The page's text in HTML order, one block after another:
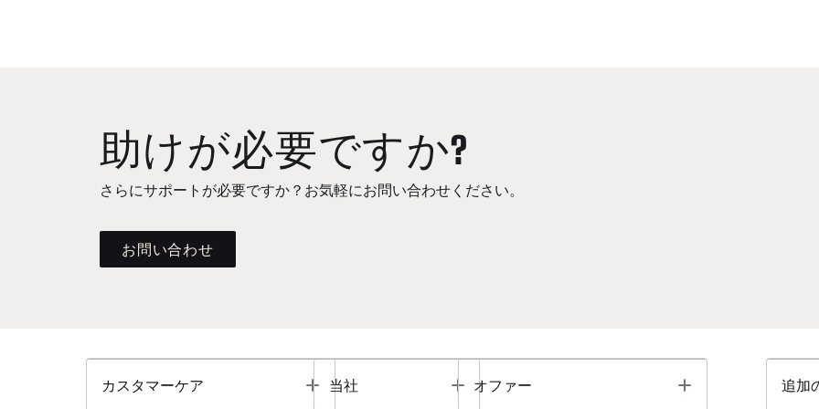
助けが必要ですか?
さらにサポートが必要ですか？お気軽にお問い合わせください。
お問い合わせ
カスタマーケア Toggle
当社 Toggle
オファー Toggle 追加